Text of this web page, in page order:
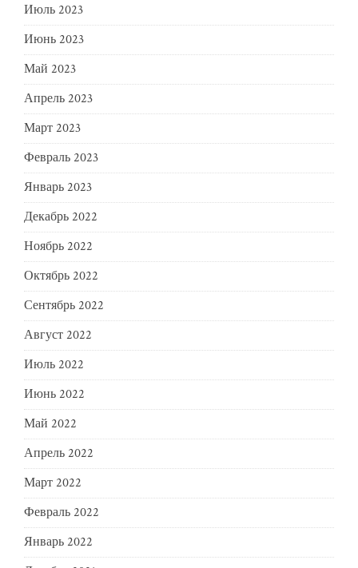
Июль 2023
Июнь 2023
Май 2023
Апрель 2023
Март 2023
Февраль 2023
Январь 2023
Декабрь 2022
Ноябрь 2022
Октябрь 2022
Сентябрь 2022
Август 2022
Июль 2022
Июнь 2022
Май 2022
Апрель 2022
Март 2022
Февраль 2022
Январь 2022